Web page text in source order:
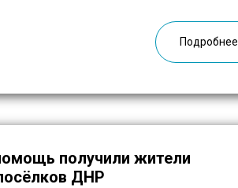
Подробнее
получили жители
ДНР